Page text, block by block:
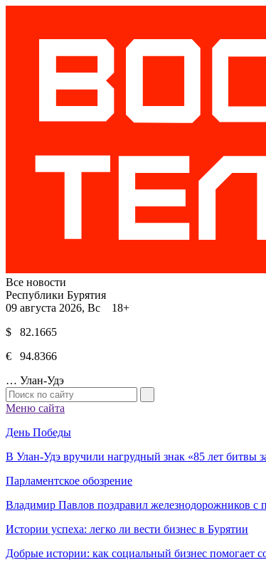
Все новости
Республики Бурятия
09 августа 2026, Вс 18+
$ 82.1665
€ 94.8366
… Улан-Удэ
Меню сайта
День Победы
В Улан-Удэ вручили нагрудный знак «85 лет битвы
Парламентское обозрение
Владимир Павлов поздравил железнодорожников с
Истории успеха: легко ли вести бизнес в Бурятии
Добрые истории: как социальный бизнес помогает